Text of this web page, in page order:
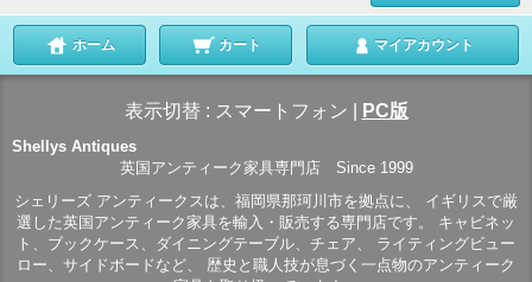
ホーム カート マイアカウント
表示切替 : スマートフォン PC版
Shellys Antiques
英国アンティーク家具専門店 Since 1999
シェリーズ アンティークスは、福岡県那珂川市を拠点に、 イギリスで厳
選した英国アンティーク家具を輸入・販売する専門店です。 キャビネッ
ト、ブックケース、ダイニングテーブル、チェア、 ライティングビュー
ロー、サイドボードなど、 歴史と職人技が息づく一点物のアンティーク